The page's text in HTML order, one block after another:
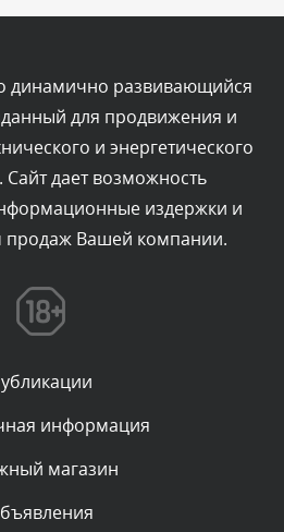
виден после проверки
Вчера, в 21:44
виден после проверки
виден после проверки
динамично развивающийся
для продвижения и
и энергетического
дает возможность
издержки и
продаж Вашей компании.
информация
магазин